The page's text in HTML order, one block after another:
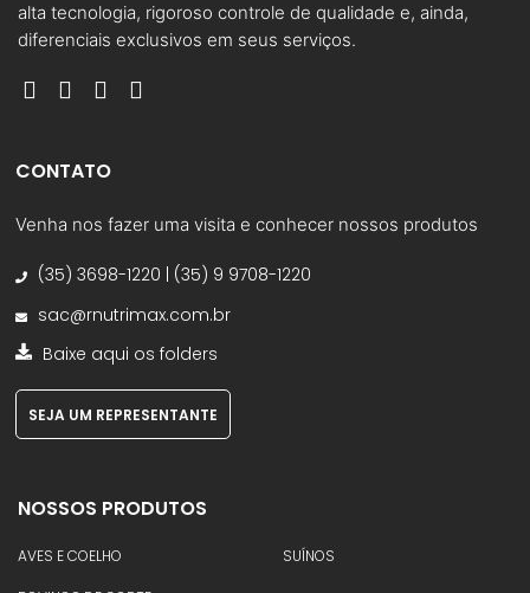
alta tecnologia, rigoroso controle de qualidade e, ainda,
diferenciais exclusivos em seus serviços.
CONTATO
Venha nos fazer uma visita e conhecer nossos produtos
(35) 3698-1220 | (35) 9 9708-1220
sac@rnutrimax.com.br
Baixe aqui os folders
SEJA UM REPRESENTANTE
NOSSOS PRODUTOS
AVES E COELHO SUÍNOS